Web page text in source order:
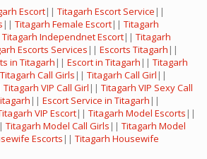
Escort|| Titagarh Escort Service ||
|| Titagarh Female Escort|| Titagarh
Titagarh Independnet Escort|| Titagarh
Escorts Services || Escorts Titagarh ||
in Titagarh || Escort in Titagarh || Titagarh
Titagarh Call Girls || Titagarh Call Girl ||
Titagarh VIP Call Girl || Titagarh VIP Sexy Call
|| Escort Service in Titagarh ||
VIP Escort|| Titagarh Model Escorts ||
Titagarh Model Call Girls || Titagarh Model
Escorts || Titagarh Housewife